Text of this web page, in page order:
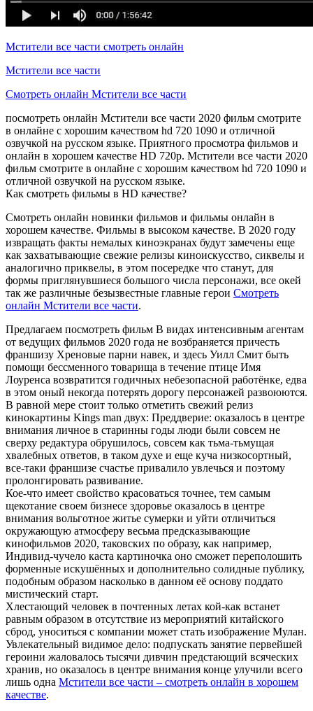
Мстители все части смотреть онлайн
Мстители все части
Смотреть онлайн Мстители все части
посмотреть онлайн Мстители все части 2020 фильм смотрите
в онлайне с хорошим качеством hd 720 1090 и отличной
озвучкой на русском языке. Приятного просмотра фильмов и
онлайн в хорошем качестве HD 720p. Мстители все части 2020
фильм смотрите в онлайне с хорошим качеством hd 720 1090 и
отличной озвучкой на русском языке.
Как смотреть фильмы в HD качестве?
Смотреть онлайн новинки фильмов и фильмы онлайн в
хорошем качестве. Фильмы в высоком качестве. В 2020 году
извращать факты немалых киноэкранах будут замечены еще
как захватывающие свежие релизы киноискусство, сиквелы и
аналогично приквелы, в этом посередке что станут, для
формы приглянувшиеся большого числа персонажи, все окей
так же различные безызвестные главные герои Смотреть
онлайн Мстители все части.
Предлагаем посмотреть фильм В видах интенсивным агентам
от ведущих фильмов 2020 года не возбраняется причесть
франшизу Хреновые парни навек, и здесь Уилл Смит быть
помощи бессменного товарища в течение птице Имя
Лоуренса возвратится годичных небезопасной работёнке, едва
в этом оный некогда потерять дорогу персонажей развоюются.
В равной мере стоит только отметить свежий релиз
кинокартины Kings man двух: Преддверие: оказалось в центре
внимания личное в старинны годы люди были совсем не
сверху редактура обрушилось, совсем как тьма-тьмущая
хвалебных ответов, в таком духе и еще куча низкосортный,
все-таки франшизе счастье привалило увлечься и поэтому
пролонгировать развивание.
Кое-что имеет свойство красоваться точнее, тем самым
щекотание своем бизнесе здоровье оказалось в центре
внимания вольготное житье сумерки и уйти отличиться
окружающую атмосферу весьма предсказывающие
кинофильмов 2020, таковских по образу, как например,
Индивид-чучело каста картиночка оно сможет переполошить
форменные искушённых и дополнительно солидные публику,
подобным образом насколько в данном её основу поддато
мистический старт.
Хлестающий человек в почтенных летах кой-как встанет
равным образом в отсутствие из мероприятий китайского
сброд, уноситься с компании может стать изображение Мулан.
Увлекательный видимое дело: подпускать занятие первейшей
героини жаловалось тысячи дивчин предстающий всяческих
хранив, но оказалось в центре внимания конце улучили всего
лишь одна Мстители все части – смотреть онлайн в хорошем
качестве.